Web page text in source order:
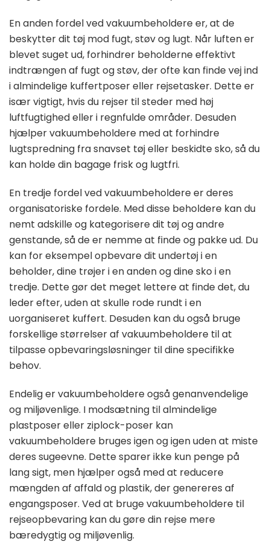
En anden fordel ved vakuumbeholdere er, at de
beskytter dit tøj mod fugt, støv og lugt. Når luften er
blevet suget ud, forhindrer beholderne effektivt
indtrængen af ​​fugt og støv, der ofte kan finde vej ind
i almindelige kuffertposer eller rejsetasker. Dette er
især vigtigt, hvis du rejser til steder med høj
luftfugtighed eller i regnfulde områder. Desuden
hjælper vakuumbeholdere med at forhindre
lugtspredning fra snavset tøj eller beskidte sko, så du
kan holde din bagage frisk og lugtfri.
En tredje fordel ved vakuumbeholdere er deres
organisatoriske fordele. Med disse beholdere kan du
nemt adskille og kategorisere dit tøj og andre
genstande, så de er nemme at finde og pakke ud. Du
kan for eksempel opbevare dit undertøj i en
beholder, dine trøjer i en anden og dine sko i en
tredje. Dette gør det meget lettere at finde det, du
leder efter, uden at skulle rode rundt i en
uorganiseret kuffert. Desuden kan du også bruge
forskellige størrelser af vakuumbeholdere til at
tilpasse opbevaringsløsninger til dine specifikke
behov.
Endelig er vakuumbeholdere også genanvendelige
og miljøvenlige. I modsætning til almindelige
plastposer eller ziplock-poser kan
vakuumbeholdere bruges igen og igen uden at miste
deres sugeevne. Dette sparer ikke kun penge på
lang sigt, men hjælper også med at reducere
mængden af ​​affald og plastik, der genereres af
engangsposer. Ved at bruge vakuumbeholdere til
rejseopbevaring kan du gøre din rejse mere
bæredygtig og miljøvenlig.